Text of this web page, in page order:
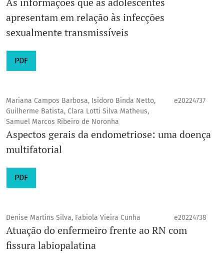
apresentam em relação às infecções
sexualmente transmissíveis
PDF
Mariana Campos Barbosa, Isidoro Binda Netto,
Guilherme Batista, Clara Lotti Silva Matheus,
Samuel Marcos Ribeiro de Noronha
e20224737
Aspectos gerais da endometriose: uma doença
multifatorial
PDF
Denise Martins Silva, Fabiola Vieira Cunha e20224738
Atuação do enfermeiro frente ao RN com
fissura labiopalatina